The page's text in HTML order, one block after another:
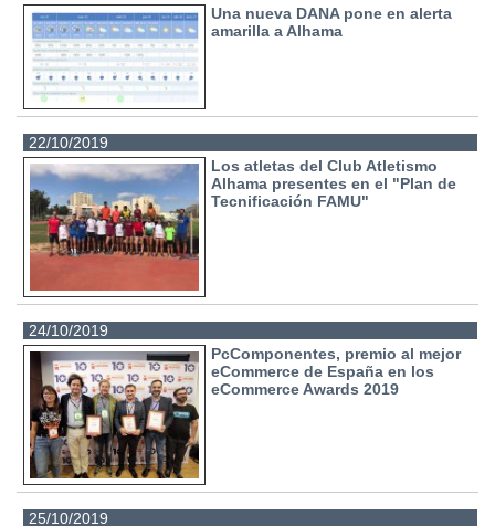
Una nueva DANA pone en alerta
amarilla a Alhama
22/10/2019
Los atletas del Club Atletismo
Alhama presentes en el "Plan de
Tecnificación FAMU"
24/10/2019
PcComponentes, premio al mejor
eCommerce de España en los
eCommerce Awards 2019
25/10/2019